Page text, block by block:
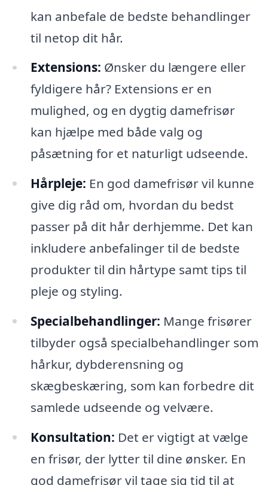
kan anbefale de bedste behandlinger
til netop dit hår.
Extensions: Ønsker du længere eller
fyldigere hår? Extensions er en
mulighed, og en dygtig damefrisør
kan hjælpe med både valg og
påsætning for et naturligt udseende.
Hårpleje: En god damefrisør vil kunne
give dig råd om, hvordan du bedst
passer på dit hår derhjemme. Det kan
inkludere anbefalinger til de bedste
produkter til din hårtype samt tips til
pleje og styling.
Specialbehandlinger: Mange frisører
tilbyder også specialbehandlinger som
hårkur, dybderensning og
skægbeskæring, som kan forbedre dit
samlede udseende og velvære.
Konsultation: Det er vigtigt at vælge
en frisør, der lytter til dine ønsker. En
god damefrisør vil tage sig tid til at